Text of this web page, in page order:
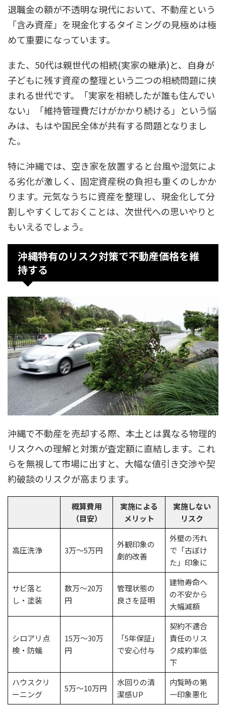
退職金の額が不透明な現代において、不動産という
「含み資産」を現金化するタイミングの見極めは極
めて重要になっています。
また、50代は親世代の相続(実家の継承)と、自身が
子どもに残す資産の整理という二つの相続問題に挟
まれる世代です。「実家を相続したが誰も住んでい
ない」「維持管理費だけがかかり続ける」という悩
みは、もはや国民全体が共有する問題となりまし
た。
特に沖縄では、空き家を放置すると台風や湿気によ
る劣化が激しく、固定資産税の負担も重くのしかか
ります。元気なうちに資産を整理し、現金化して分
割しやすくしておくことは、次世代への思いやりと
もいえるでしょう。
沖縄特有のリスク対策で不動産価格を維
持する
沖縄で不動産を売却する際、本土とは異なる物理的
リスクへの理解と対策が査定額に直結します。これ
らを無視して市場に出すと、大幅な値引き交渉や契
約破談のリスクが高まります。
概算費用
（目安）
実施による
メリット
実施しない
リスク
高圧洗浄 3万～5万円
外観印象の
劇的改善
外壁の汚れ
で「古ぼけ
た」印象に
サビ落と
し・塗装
数万～20万
円
管理状態の
良さを証明
建物寿命へ
の不安から
大幅減額
シロアリ点
検・防蟻
15万～30万
円
「5年保証」
で安心付与
契約不適合
責任のリス
ク成約率低
下
ハウスクリ
ーニング
5万～10万円
水回りの清
潔感UP
内覧時の第
一印象悪化